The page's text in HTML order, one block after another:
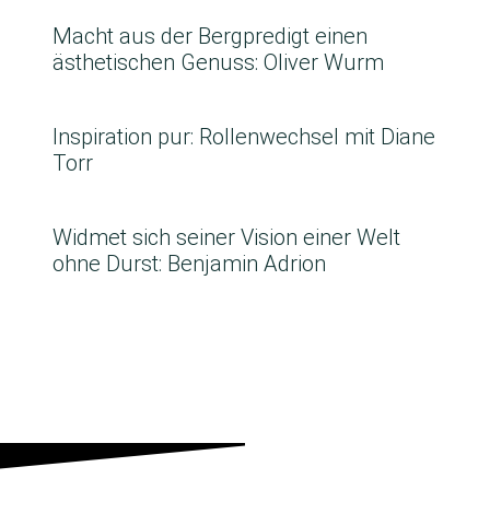
Macht aus der Bergpredigt einen
ästhetischen Genuss: Oliver Wurm
Inspiration pur: Rollenwechsel mit Diane
Torr
Widmet sich seiner Vision einer Welt
ohne Durst: Benjamin Adrion